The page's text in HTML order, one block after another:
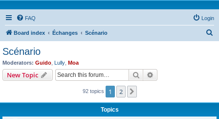
FAQ Login
Board index Échanges Scénario
Scénario
Moderators: Guido Lully Moa
New Topic Search
92 topics 1 2
Topics